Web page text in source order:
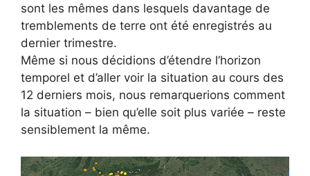
sont les mêmes dans lesquels davantage de
tremblements de terre ont été enregistrés au
dernier trimestre.
Même si nous décidions d’étendre l’horizon
temporel et d’aller voir la situation au cours des
12 derniers mois, nous remarquerions comment
la situation – bien qu’elle soit plus variée – reste
sensiblement la même.